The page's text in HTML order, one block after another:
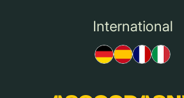
International